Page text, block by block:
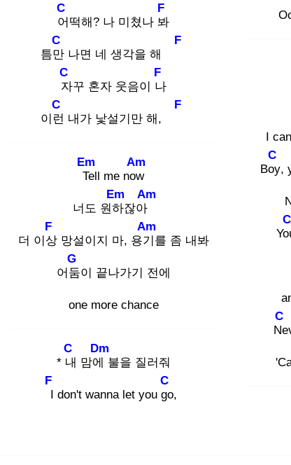
어
C
떡해? 나 미쳤나 봐
F
틈만
C
나면 네 생각을 해
F
자
C
꾸 혼자 웃음이 나
F
이런
C
내가 낯설기만 해,
F
Te
Em
ll me now
Am
너도 원하
Em
잖아
Am
더 이상
F
망설이지 마, 용기
Am
를 좀 내봐
어둠
G
이 끝나가기 전에
one more chance
* 내
C
맘에
Dm
불을 질러줘
I
F
don't wanna let you go
C
,
I
Boy
C
,
C
Ne
C